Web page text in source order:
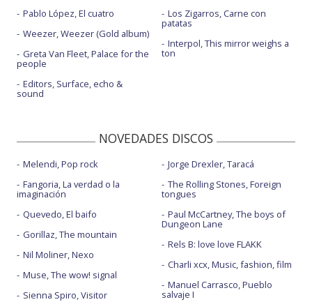
Pablo López, El cuatro
Weezer, Weezer (Gold album)
Greta Van Fleet, Palace for the
people
Editors, Surface, echo &
sound
Los Zigarros, Carne con
patatas
Interpol, This mirror weighs a
ton
NOVEDADES DISCOS
Melendi, Pop rock
Fangoria, La verdad o la
imaginación
Quevedo, El baifo
Gorillaz, The mountain
Nil Moliner, Nexo
Muse, The wow! signal
Sienna Spiro, Visitor
Jorge Drexler, Taracá
The Rolling Stones, Foreign
tongues
Paul McCartney, The boys of
Dungeon Lane
Rels B: love love FLAKK
Charli xcx, Music, fashion, film
Manuel Carrasco, Pueblo
salvaje I